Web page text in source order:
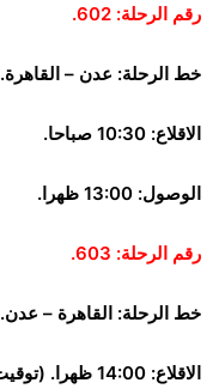
رقم الرحلة: 602.
خط الرحلة: عدن – القاهرة.
الاقلاع: 10:30 صباحا.
الوصول: 13:00 ظهرا.
رقم الرحلة: 603.
خط الرحلة: القاهرة – عدن.
الاقلاع: 14:00 ظهرا. (توقيت القاهرة).